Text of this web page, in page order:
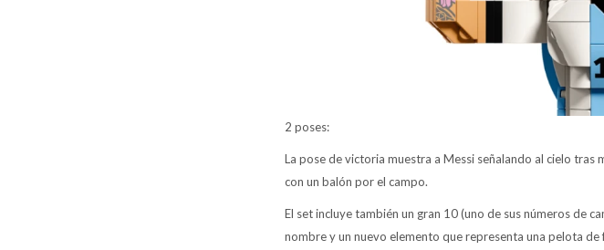
2 poses:
La pose de victoria muestra a Messi señalando al cielo
con un balón por el campo.
El set incluye también un gran 10 (uno de sus números de
nombre y un nuevo elemento que representa una pelota